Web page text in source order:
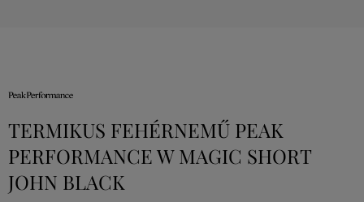
TERMIKUS FEHÉRNEMŰ PEAK
PERFORMANCE W MAGIC SHORT
JOHN BLACK